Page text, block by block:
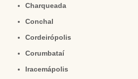
Charqueada
Conchal
Cordeirópolis
Corumbataí
Iracemápolis